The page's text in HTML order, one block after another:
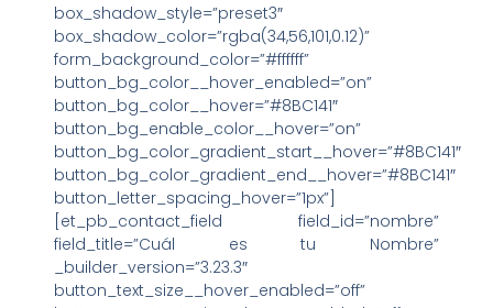
box_shadow_style=”preset3″
box_shadow_color=”rgba(34,56,101,0.12)”
form_background_color=”#ffffff”
button_bg_color__hover_enabled=”on”
button_bg_color__hover=”#8BC141″
button_bg_enable_color__hover=”on”
button_bg_color_gradient_start__hover=”#8BC141″
button_bg_color_gradient_end__hover=”#8BC141″
button_letter_spacing_hover=”1px”]
[et_pb_contact_field field_id=”nombre”
field_title=”Cuál es tu Nombre”
_builder_version=”3.23.3″
button_text_size__hover_enabled=”off”